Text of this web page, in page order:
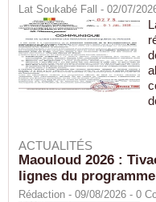
Lat Soukabé Fall - 02/07/
ACTUALITÉS
Maouloud 2026 :
lignes du
Rédaction - 09/08/2026 - 0